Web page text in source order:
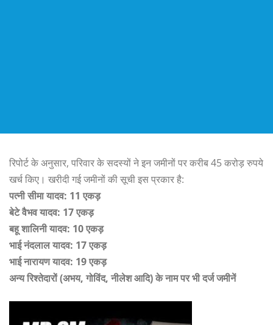
रिपोर्ट के अनुसार, परिवार के सदस्यों ने इन जमीनों पर करीब 45 करोड़ रुपये
खर्च किए। खरीदी गई जमीनों की सूची इस प्रकार है:
पत्नी सीमा यादव: 11 एकड़
बेटे वैभव यादव: 17 एकड़
बहू शालिनी यादव: 10 एकड़
भाई नंदलाल यादव: 17 एकड़
भाई नारायण यादव: 19 एकड़
अन्य रिश्तेदारों (अभय, गोविंद, नीलेश आदि) के नाम पर भी दर्ज जमीनें